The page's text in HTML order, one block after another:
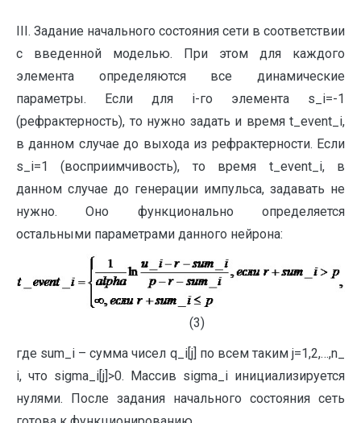
II. Задание начального состояния сети в соответствии
с введенной моделью. При этом для каждого
элемента определяются все динамические
параметры. Если для i-го элемента s_i=-1
(рефрактерность), то нужно задать и время t_event_i,
в данном случае до выхода из рефрактерности. Если
s_i=1 (восприимчивость), то время t_event_i, в
данном случае до генерации импульса, задавать не
нужно. Оно функционально определяется
остальными параметрами данного нейрона:
(3)
где sum_i – сумма чисел q_i[j] по всем таким j=1,2,…,n_
i, что sigma_i[j]>0. Массив sigma_i инициализируется
нулями. После задания начального состояния сеть